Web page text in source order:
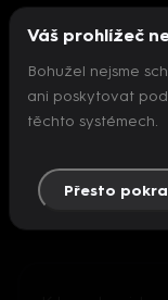
Váš prohlížeč
Bohužel nejsme
ani poskytovat
těchto systémech.
Přesto